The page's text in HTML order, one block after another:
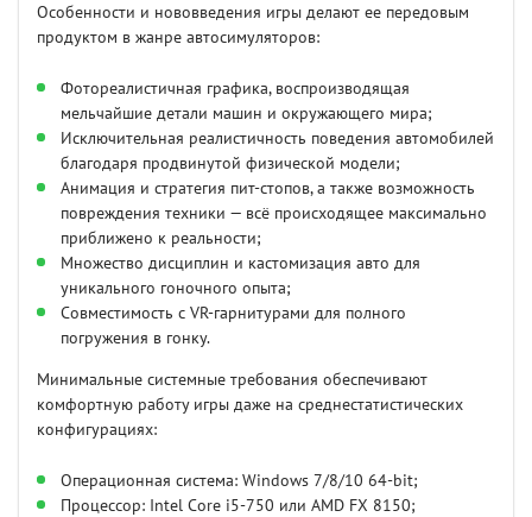
Особенности и нововведения игры делают ее передовым
продуктом в жанре автосимуляторов:
Фотореалистичная графика, воспроизводящая
мельчайшие детали машин и окружающего мира;
Исключительная реалистичность поведения автомобилей
благодаря продвинутой физической модели;
Анимация и стратегия пит-стопов, а также возможность
повреждения техники — всё происходящее максимально
приближено к реальности;
Множество дисциплин и кастомизация авто для
уникального гоночного опыта;
Совместимость с VR-гарнитурами для полного
погружения в гонку.
Минимальные системные требования обеспечивают
комфортную работу игры даже на среднестатистических
конфигурациях:
Операционная система: Windows 7/8/10 64-bit;
Процессор: Intel Core i5-750 или AMD FX 8150;